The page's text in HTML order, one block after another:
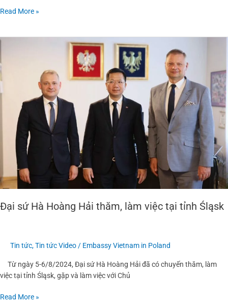
Read More »
Đại sứ Hà Hoàng Hải thăm, làm việc tại tỉnh Śląsk
Tin tức,Tin tức Video / Embassy Vietnam in Poland
Từ ngày 5-6/8/2024, Đại sứ Hà Hoàng Hải đã có chuyến thăm, làm
việc tại tỉnh Śląsk, gặp và làm việc với Chủ
Đại
Hà
Śląsk
Read More »